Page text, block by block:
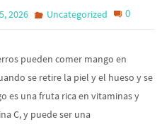
2026 Uncategorized 0
pueden comer mango en
se retire la piel y el hueso y se
es una fruta rica en vitaminas y
C, y puede ser una